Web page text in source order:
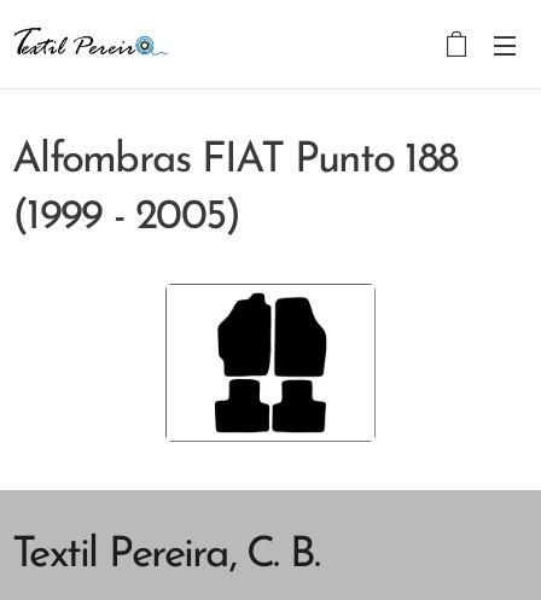
Alfombras FIAT Punto 188
(1999 - 2005)
Textil Pereira, C. B.